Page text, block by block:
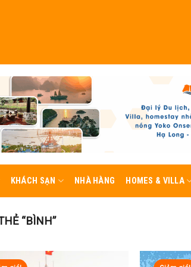
KHÁCH SẠN NHÀ HÀNG HOMES & VILLA
“BÌNH”